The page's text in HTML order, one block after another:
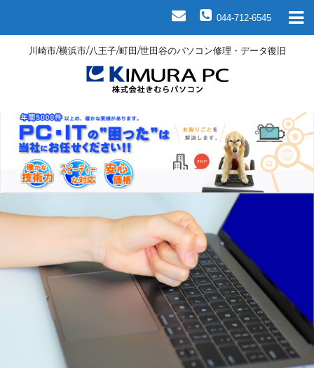
044-712-6545
川崎市/横浜市/八王子/町田/世田谷のパソコン修理・データ復旧